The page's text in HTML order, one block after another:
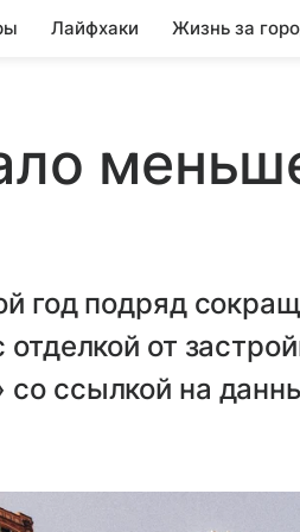
Лайфхаки Жизнь за
год подряд
отделкой от
ссылкой на